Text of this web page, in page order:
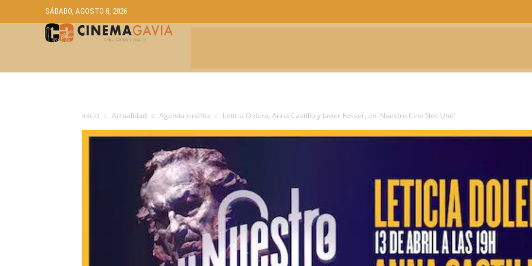
SÁBADO, AGOSTO 8, 2026
Inicio Actualidad Agenda cinéfila Leticia Dolera, Anna Castillo y Javier Fesser, en 'Nuestro Cine Nos Une'